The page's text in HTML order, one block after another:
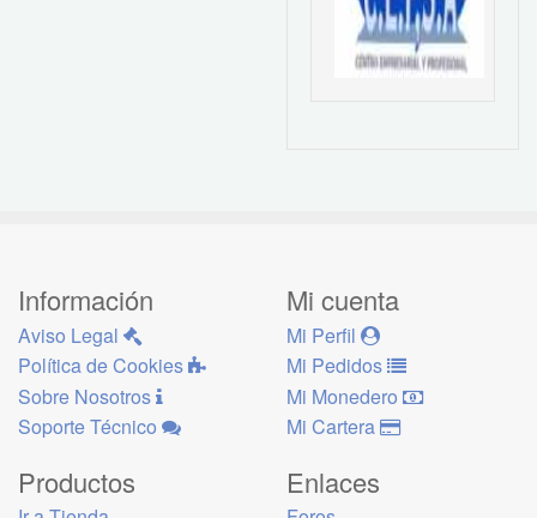
Información
Aviso Legal
Política de Cookies
Sobre Nosotros
Soporte Técnico
Mi cuenta
Mi Perfil
Mi Pedidos
Mi Monedero
Mi Cartera
Productos Enlaces